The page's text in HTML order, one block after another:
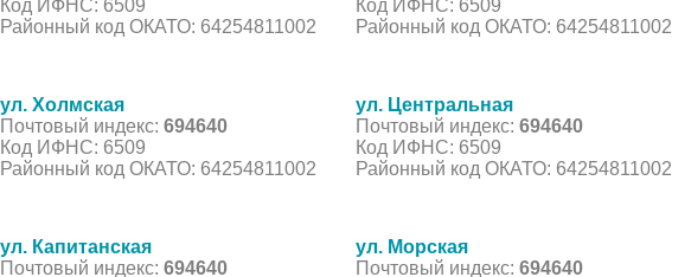
Код ИФНС: 6509
Районный код ОКАТО: 64254811002
Код ИФНС: 6509
Районный код ОКАТО: 64254811002
ул. Холмская
Почтовый индекс: 694640
Код ИФНС: 6509
Районный код ОКАТО: 64254811002
ул. Центральная
Почтовый индекс: 694640
Код ИФНС: 6509
Районный код ОКАТО: 64254811002
ул. Капитанская
Почтовый индекс: 694640
ул. Морская
Почтовый индекс: 694640